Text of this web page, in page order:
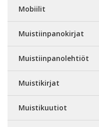
Mobiilit
Muistiinpanokirjat
Muistiinpanolehtiöt
Muistikirjat
Muistikuutiot